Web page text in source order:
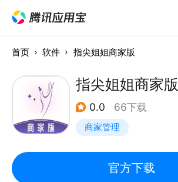
首页 软件 指尖姐姐商家版
指尖姐姐商家版
0.0 66下载
商家管理
官方下载